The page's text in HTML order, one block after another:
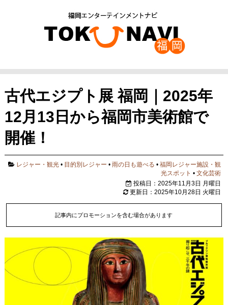
古代エジプト展 福岡｜2025年
12月13日から福岡市美術館で
開催！
レジャー・観光 • 目的別レジャー •雨の日も遊べる •福岡レジャー施設・観
光スポット •文化芸術
投稿日：2025年11月3日 月曜日
更新日：2025年10月28日 火曜日
記事内にプロモーションを含む場合があります